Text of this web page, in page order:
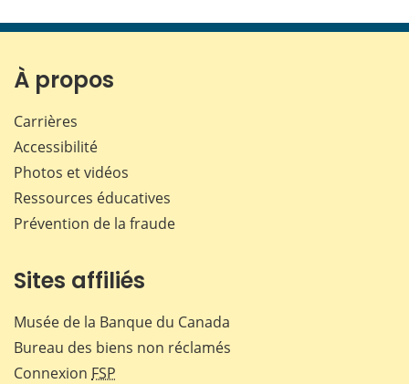
À propos
Carrières
Accessibilité
Photos et vidéos
Ressources éducatives
Prévention de la fraude
Sites affiliés
Musée de la Banque du Canada
Bureau des biens non réclamés
Connexion FSP